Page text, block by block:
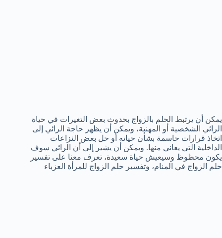
يمكن أن يرتبط الحلم بالزواج بحدوث بعض التغيرات في حياة
الرائي الشخصية أو المهنية، ويمكن أن يظهر حاجة الرائي إلى
اتخاذ قرارات حاسمة بشأن حياته أو حل بعض النزاعات
الداخلية التي يعاني منها. ويمكن أن يشير إلى أن الرائي سوف
يكون محظوظ وسيعيش حياة سعيدة، تعرف معنا على تفسير
حلم الزواج في المنام، وتفسير حلم الزواج للمرأة العزباء